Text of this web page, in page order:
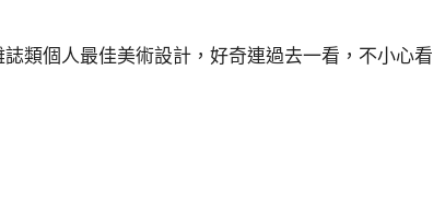
類個人最佳美術設計，好奇連過去一看，不小心看